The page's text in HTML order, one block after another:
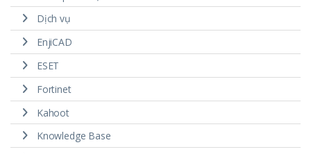
Dịch vụ
EnjiCAD
ESET
Fortinet
Kahoot
Knowledge Base